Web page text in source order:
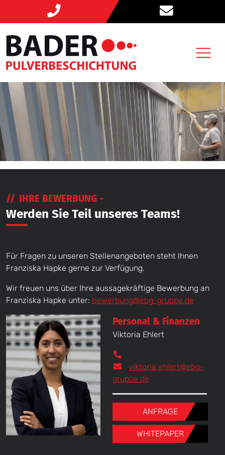
IHRE BEWERBUNG -
Werden Sie Teil unseres Teams!
Für Fragen zu unseren Stellenangeboten steht Ihnen
Franziska Hapke gerne zur Verfügung.
Wir freuen uns über Ihre aussagekräftige Bewerbung an
Franziska Hapke unter: bewerbung@ebg-gruppe.de
Personal & Finanzen
Viktoria Ehlert
viktoria.ehlert@ebg-
gruppe.de
ANFRAGE
WHITEPAPER